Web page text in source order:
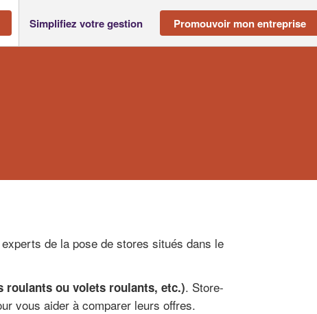
Simplifiez votre gestion Promouvoir mon entreprise
de la pose de stores situés dans le
roulants ou volets roulants, etc.). Store-
vous aider à comparer leurs offres.